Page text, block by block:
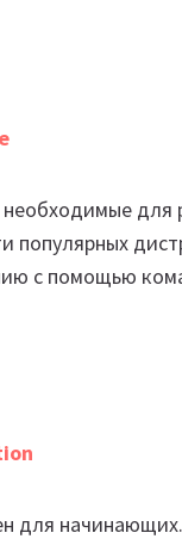
для
популярных
с помощью
для